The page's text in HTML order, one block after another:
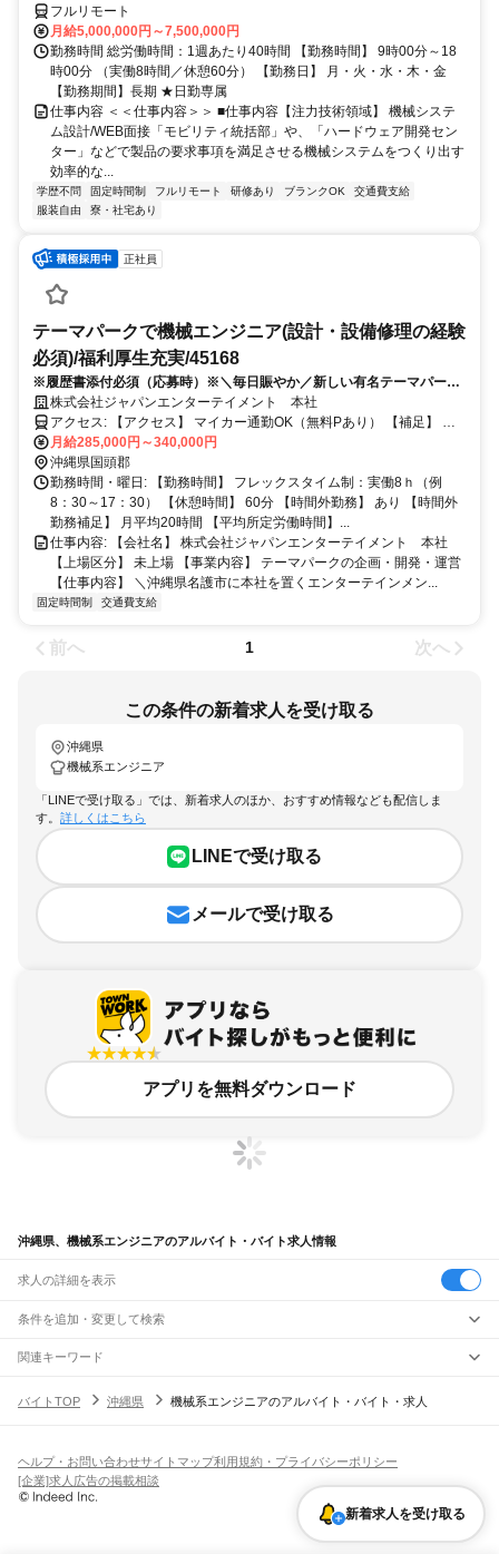
フルリモート
月給5,000,000円～7,500,000円
勤務時間 総労働時間：1週あたり40時間 【勤務時間】 9時00分～18
時00分 （実働8時間／休憩60分） 【勤務日】 月・火・水・木・金
【勤務期間】長期 ★日勤専属
仕事内容 ＜＜仕事内容＞＞ ■仕事内容【注力技術領域】 機械システ
ム設計/WEB面接「モビリティ統括部」や、「ハードウェア開発セン
ター」などで製品の要求事項を満足させる機械システムをつくり出す
効率的な...
学歴不問 固定時間制 フルリモート 研修あり ブランクOK
交通費支給
服装自由
寮・社宅あり
正社員
テーマパークで機械エンジニア(設計・設備修理の経験
必須)/福利厚生充実/45168
※履歴書添付必須（応募時）※＼毎日賑やか／新しい有名テーマパーク
で働ける！福利厚生充実◎ 社割や、優待などあり！年間休日120日◎ し
っかり休める！
株式会社ジャパンエンターテイメント 本社
アクセス: 【アクセス】 マイカー通勤OK（無料Pあり） 【補足】 車
通勤OK,駐車場・駐輪場あり
月給285,000円～340,000円
沖縄県国頭郡
勤務時間・曜日: 【勤務時間】 フレックスタイム制：実働8ｈ（例
8：30～17：30） 【休憩時間】 60分 【時間外勤務】 あり 【時間外
勤務補足】 月平均20時間 【平均所定労働時間】...
仕事内容: 【会社名】 株式会社ジャパンエンターテイメント 本社
【上場区分】 未上場 【事業内容】 テーマパークの企画・開発・運営
【仕事内容】 ＼沖縄県名護市に本社を置くエンターテインメン...
固定時間制 交通費支給
前へ 1 次へ
この条件の新着求人を受け取る
沖縄県
機械系エンジニア
「LINEで受け取る」では、新着求人のほか、おすすめ情報なども配信しま
す。 詳しくはこちら
LINEで受け取る
メールで受け取る
アプリを無料ダウンロード
沖縄県、機械系エンジニアのアルバイト・バイト求人情報
求人の詳細を表示
条件を追加・変更して検索
市区町村を追加・変更
沖縄県すべて
駅を追加・変更
那覇空港駅
赤嶺駅 小禄駅 奥武山公園駅壺川駅 旭橋駅 県庁前駅 美栄橋駅
安里駅おもろまち駅古島駅市立病院前駅儀保駅首里駅石嶺駅経塚駅
てだこ浦西駅
飲食・フードサービス
飲食・フードサービス
ホールスタッフ
皿洗い・洗い場精肉・鮮魚加工
バー（BAR）・バーテンダー
飲食店（店長・マネージャー）
特徴を追加・変更
人気
髪型・髪色自由ひげOKネイルOK
留学生・外国人活躍中
関連キーワード
沖縄県 エンジニアリング・設計開発 日払い バイト沖縄県 it エンジニア
バイトTOP 沖縄県 機械系エンジニアのアルバイト・バイト・求人
新着求人を受け取る
ヘルプ・お問い合わせサイトマップ利用規約・プライバシーポリシー
[企業]求人広告の掲載相談